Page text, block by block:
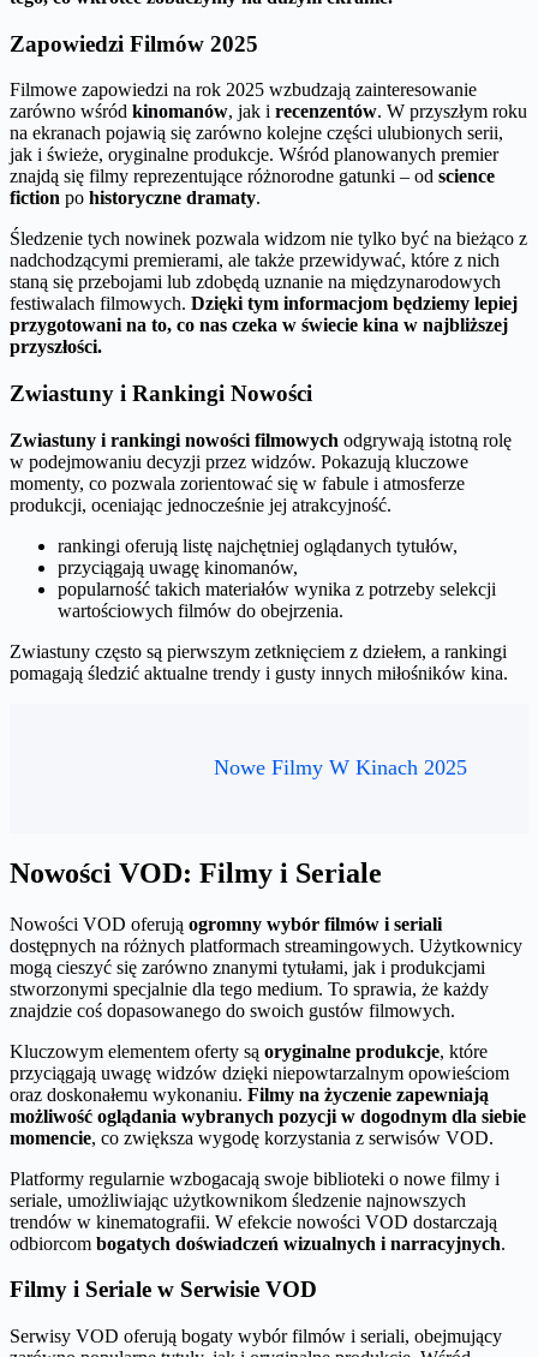
Zapowiedzi Filmów 2025
Filmowe zapowiedzi na rok 2025 wzbudzają zainteresowanie
zarówno wśród kinomanów, jak i recenzentów. W przyszłym roku
na ekranach pojawią się zarówno kolejne części ulubionych serii,
jak i świeże, oryginalne produkcje. Wśród planowanych premier
znajdą się filmy reprezentujące różnorodne gatunki – od science
fiction po historyczne dramaty.
Śledzenie tych nowinek pozwala widzom nie tylko być na bieżąco z
nadchodzącymi premierami, ale także przewidywać, które z nich
staną się przebojami lub zdobędą uznanie na międzynarodowych
festiwalach filmowych. Dzięki tym informacjom będziemy lepiej
przygotowani na to, co nas czeka w świecie kina w najbliższej
przyszłości.
Zwiastuny i Rankingi Nowości
Zwiastuny i rankingi nowości filmowych odgrywają istotną rolę
w podejmowaniu decyzji przez widzów. Pokazują kluczowe
momenty, co pozwala zorientować się w fabule i atmosferze
produkcji, oceniając jednocześnie jej atrakcyjność.
rankingi oferują listę najchętniej oglądanych tytułów,
przyciągają uwagę kinomanów,
popularność takich materiałów wynika z potrzeby selekcji
wartościowych filmów do obejrzenia.
Zwiastuny często są pierwszym zetknięciem z dziełem, a rankingi
pomagają śledzić aktualne trendy i gusty innych miłośników kina.
Nowe Filmy W Kinach 2025
Nowości VOD: Filmy i Seriale
Nowości VOD oferują ogromny wybór filmów i seriali
dostępnych na różnych platformach streamingowych. Użytkownicy
mogą cieszyć się zarówno znanymi tytułami, jak i produkcjami
stworzonymi specjalnie dla tego medium. To sprawia, że każdy
znajdzie coś dopasowanego do swoich gustów filmowych.
Kluczowym elementem oferty są oryginalne produkcje, które
przyciągają uwagę widzów dzięki niepowtarzalnym opowieściom
oraz doskonałemu wykonaniu. Filmy na życzenie zapewniają
możliwość oglądania wybranych pozycji w dogodnym dla siebie
momencie, co zwiększa wygodę korzystania z serwisów VOD.
Platformy regularnie wzbogacają swoje biblioteki o nowe filmy i
seriale, umożliwiając użytkownikom śledzenie najnowszych
trendów w kinematografii. W efekcie nowości VOD dostarczają
odbiorcom bogatych doświadczeń wizualnych i narracyjnych.
Filmy i Seriale w Serwisie VOD
Serwisy VOD oferują bogaty wybór filmów i seriali, obejmujący